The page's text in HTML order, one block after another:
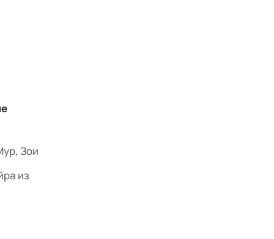
Зои
из